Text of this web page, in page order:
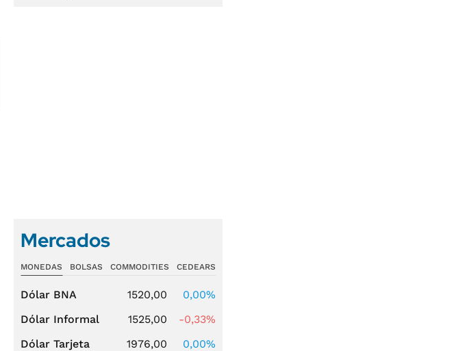
Mercados
MONEDAS BOLSAS COMMODITIES CEDEARS
Dólar BNA 1520,00
0,00%
Dólar Informal
1525,00
-0,33%
Dólar Tarjeta
1976,00
0,00%